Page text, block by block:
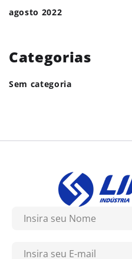
agosto 2022
Categorias
Sem categoria